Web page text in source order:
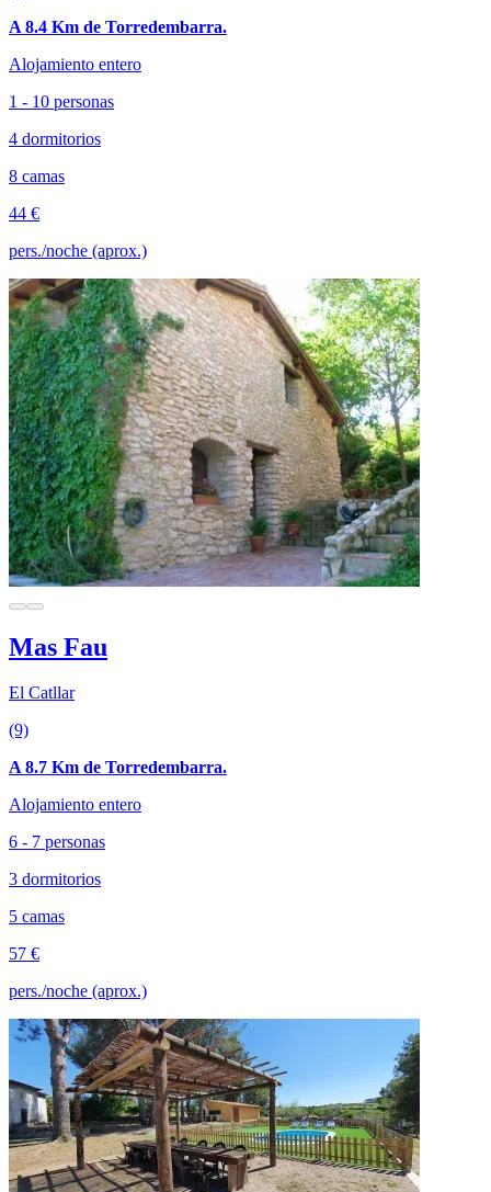
A 8.4 Km de Torredembarra.
Alojamiento entero
1 - 10 personas
4 dormitorios
8 camas
44 €
pers./noche (aprox.)
Mas Fau
El Catllar
(9)
A 8.7 Km de Torredembarra.
Alojamiento entero
6 - 7 personas
3 dormitorios
5 camas
57 €
pers./noche (aprox.)